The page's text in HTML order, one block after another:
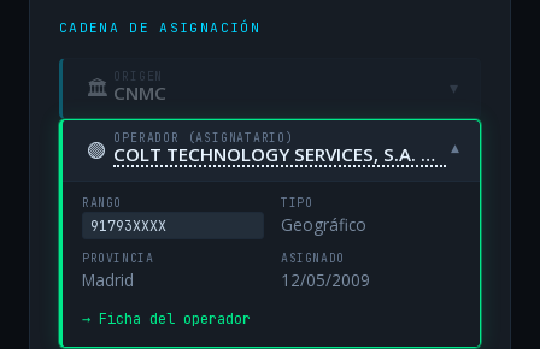
CADENA DE ASIGNACIÓN
🏛 ORIGEN
CNMC ▾
🟢 OPERADOR (ASIGNATARIO)
COLT TECHNOLOGY SERVICES, S.A. UNIPERSONAL ▾
RANGO
91793XXXX
TIPO
Geográfico
PROVINCIA
Madrid
ASIGNADO
12/05/2009
→ Ficha del operador